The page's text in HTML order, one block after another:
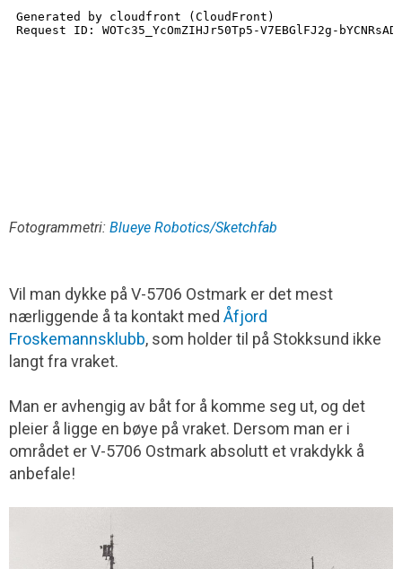
Fotogrammetri: Blueye Robotics/Sketchfab
Vil man dykke på V-5706 Ostmark er det mest
nærliggende å ta kontakt med Åfjord
Froskemannsklubb, som holder til på Stokksund ikke
langt fra vraket.
Man er avhengig av båt for å komme seg ut, og det
pleier å ligge en bøye på vraket. Dersom man er i
området er V-5706 Ostmark absolutt et vrakdykk å
anbefale!